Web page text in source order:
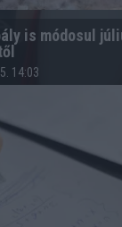
is módosul
14:03